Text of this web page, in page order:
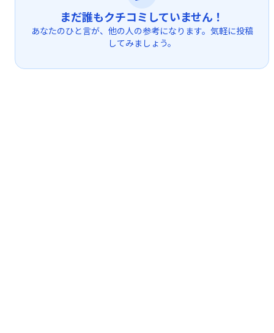
まだ誰もクチコミしていません！
あなたのひと言が、他の人の参考になります。気軽に投稿
してみましょう。